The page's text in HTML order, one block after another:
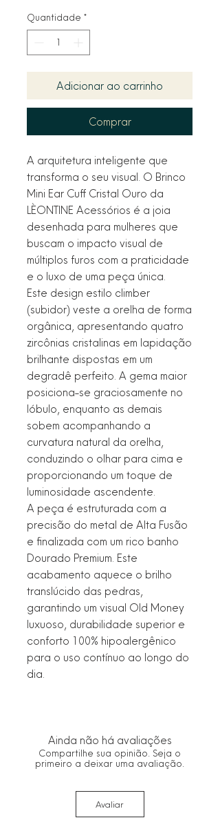
Quantidade *
Adicionar ao carrinho
Comprar
A arquitetura inteligente que
transforma o seu visual. O Brinco
Mini Ear Cuff Cristal Ouro da
LÈONTINE Acessórios é a joia
desenhada para mulheres que
buscam o impacto visual de
múltiplos furos com a praticidade
e o luxo de uma peça única.
Este design estilo climber
(subidor) veste a orelha de forma
orgânica, apresentando quatro
zircônias cristalinas em lapidação
brilhante dispostas em um
degradê perfeito. A gema maior
posiciona-se graciosamente no
lóbulo, enquanto as demais
sobem acompanhando a
curvatura natural da orelha,
conduzindo o olhar para cima e
proporcionando um toque de
luminosidade ascendente.
A peça é estruturada com a
precisão do metal de Alta Fusão
e finalizada com um rico banho
Dourado Premium. Este
acabamento aquece o brilho
translúcido das pedras,
garantindo um visual Old Money
luxuoso, durabilidade superior e
conforto 100% hipoalergênico
para o uso contínuo ao longo do
dia.
Ainda não há avaliações
Compartilhe sua opinião. Seja o
primeiro a deixar uma avaliação.
Avaliar